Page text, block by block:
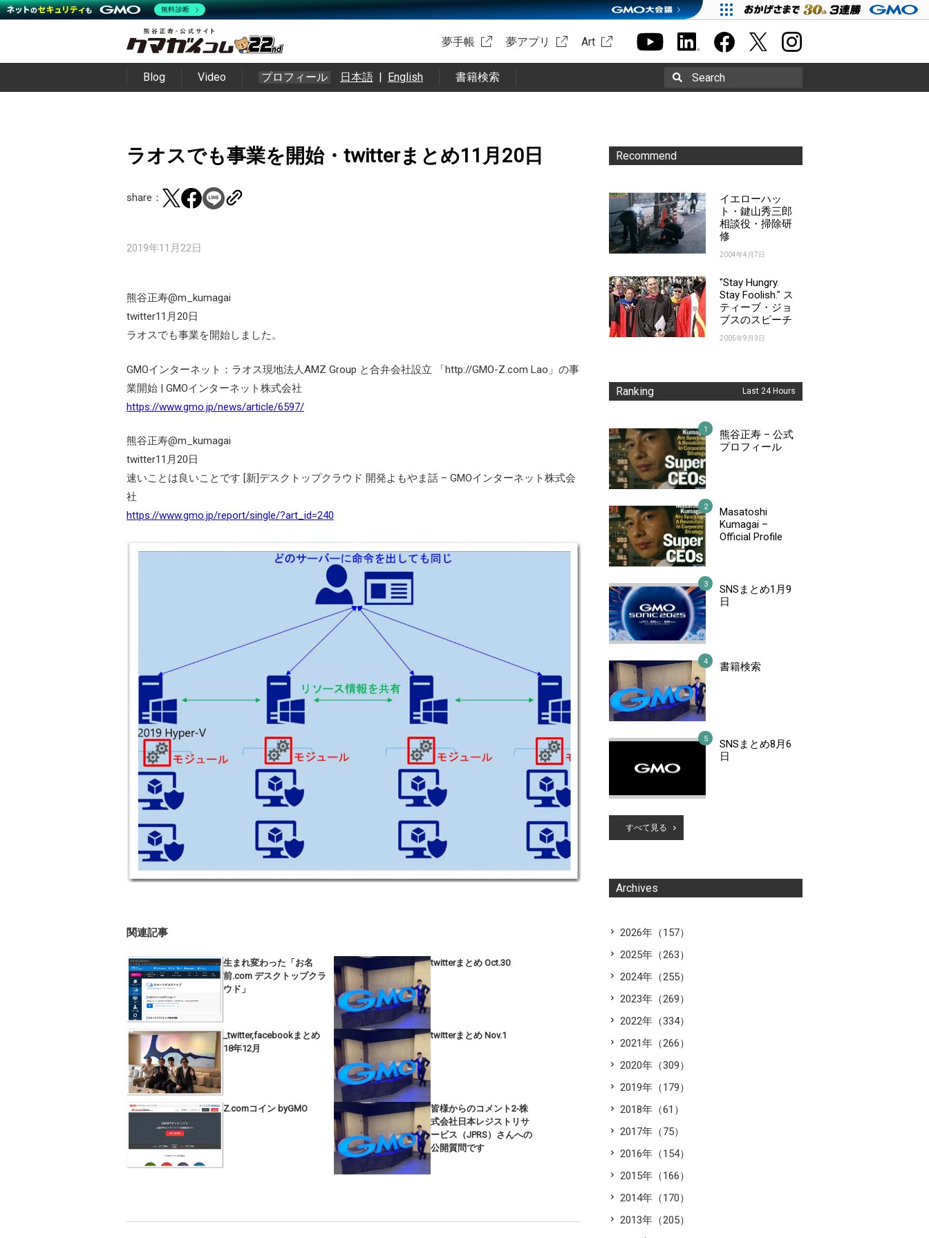
夢手帳 夢アプリ Art
Blog Video プロフィール 日本語 | English 書籍検索 Search
ラオスでも事業を開始・twitterまとめ11月20日
share：
2019年11月22日
熊谷正寿@m_kumagai
twitter11月20日
ラオスでも事業を開始しました。
GMOインターネット：ラオス現地法人AMZ Group と合弁会社設立 「http://GMO-Z.com Lao」の事
業開始 | GMOインターネット株式会社
https://www.gmo.jp/news/article/6597/
熊谷正寿@m_kumagai
twitter11月20日
速いことは良いことです [新]デスクトップクラウド 開発よもやま話 – GMOインターネット株式会
社
https://www.gmo.jp/report/single/?art_id=240
関連記事
生まれ変わった「お名
前.com デスクトップクラ
ウド」
twitterまとめ Oct.30
_twitter,facebookまとめ
18年12月
twitterまとめ Nov.1
Z.comコイン byGMO
皆様からのコメント2-株
式会社日本レジストリサ
ービス（JPRS）さんへの
公開質問です
Recommend
イエローハッ
ト・鍵山秀三郎
相談役・掃除研
修
2004年4月7日
"Stay Hungry.
Stay Foolish." ス
ティーブ・ジョ
ブスのスピーチ
2005年9月3日
Ranking Last 24 Hours
熊谷正寿 – 公式
プロフィール
Masatoshi
Kumagai –
Official Profile
SNSまとめ1月9
日
書籍検索
SNSまとめ8月6
日
すべて見る
Archives
2026年（157）
2025年（263）
2024年（255）
2023年（269）
2022年（334）
2021年（266）
2020年（309）
2019年（179）
2018年（61）
2017年（75）
2016年（154）
2015年（166）
2014年（170）
2013年（205）
無料診断